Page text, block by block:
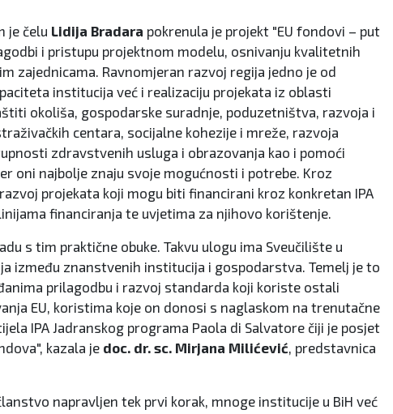
je čelu Lidija Bradara pokrenula je projekt "EU fondovi – put
i pristupu projektnom modelu, osnivanju kvalitetnih
zajednicama. Ravnomjeran razvoj regija jedno je od
institucija već i realizaciju projekata iz oblasti
okoliša, gospodarske suradnje, poduzetništva, razvoja i
centara, socijalne kohezije i mreže, razvoja
zdravstvenih usluga i obrazovanja kao i pomoći
oni najbolje znaju svoje mogućnosti i potrebe. Kroz
projekata koji mogu biti financirani kroz konkretan IPA
financiranja te uvjetima za njihovo korištenje.
s tim praktične obuke. Takvu ulogu ima Sveučilište u
između znanstvenih institucija i gospodarstva. Temelj je to
prilagodbu i razvoj standarda koji koriste ostali
EU, koristima koje on donosi s naglaskom na trenutačne
IPA Jadranskog programa Paola di Salvatore čiji je posjet
kazala je doc. dr. sc. Mirjana Milićević, predstavnica
napravljen tek prvi korak, mnoge institucije u BiH već